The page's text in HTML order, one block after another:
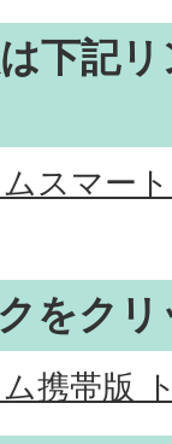
下記
スマー
をク
携帯版